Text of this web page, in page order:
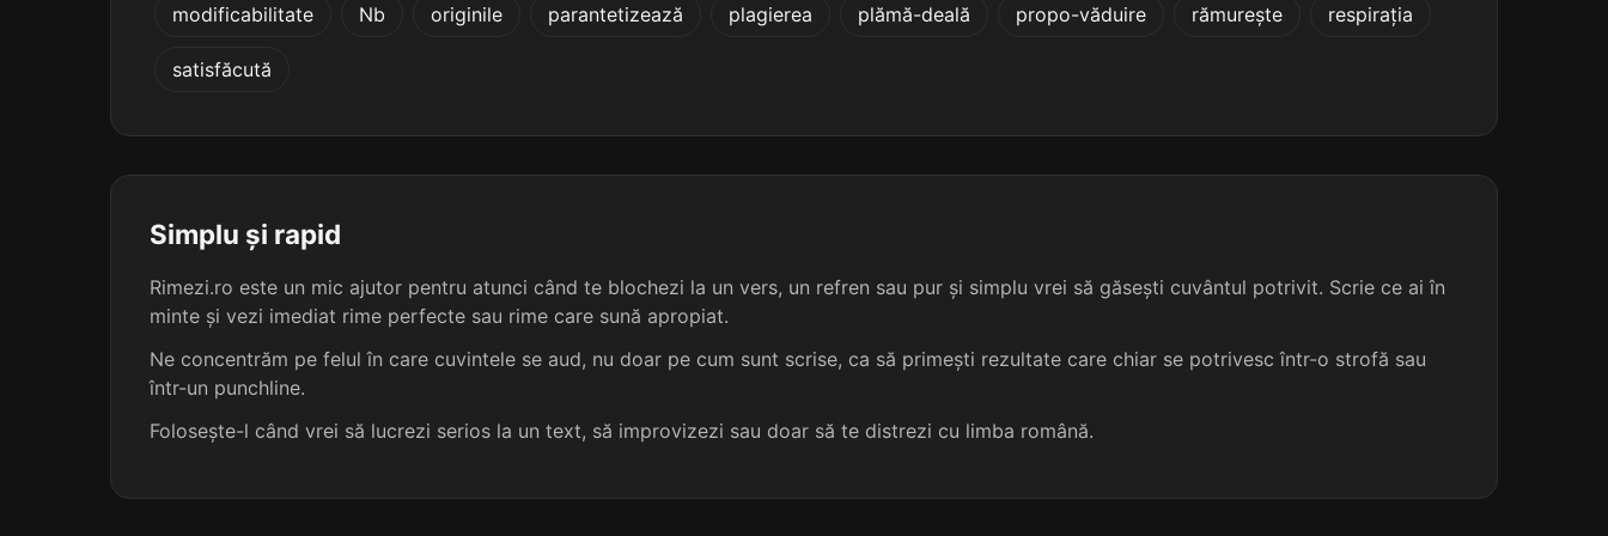
digitație 4 sil. 9 lit.terminație: itație
echitație
ecvitație 5 4 sil. 9 lit.terminație: itație
edentație 5 9 lit.
eructație
modificabilitate Nb originile parantetizează plagierea plămă-deală propo-văduire rămurește respirația
satisfăcută
Simplu și rapid
Rimezi.ro este un mic ajutor pentru atunci când te blochezi la un vers, un refren sau pur și simplu vrei să găsești cuvântul potrivit. Scrie ce ai în
minte și vezi imediat rime perfecte sau rime care sună apropiat.
Ne concentrăm pe felul în care cuvintele se aud, nu doar pe cum sunt scrise, ca să primești rezultate care chiar se potrivesc într-o strofă sau
într-un punchline.
Folosește-l când vrei să lucrezi serios la un text, să improvizezi sau doar să te distrezi cu limba română.